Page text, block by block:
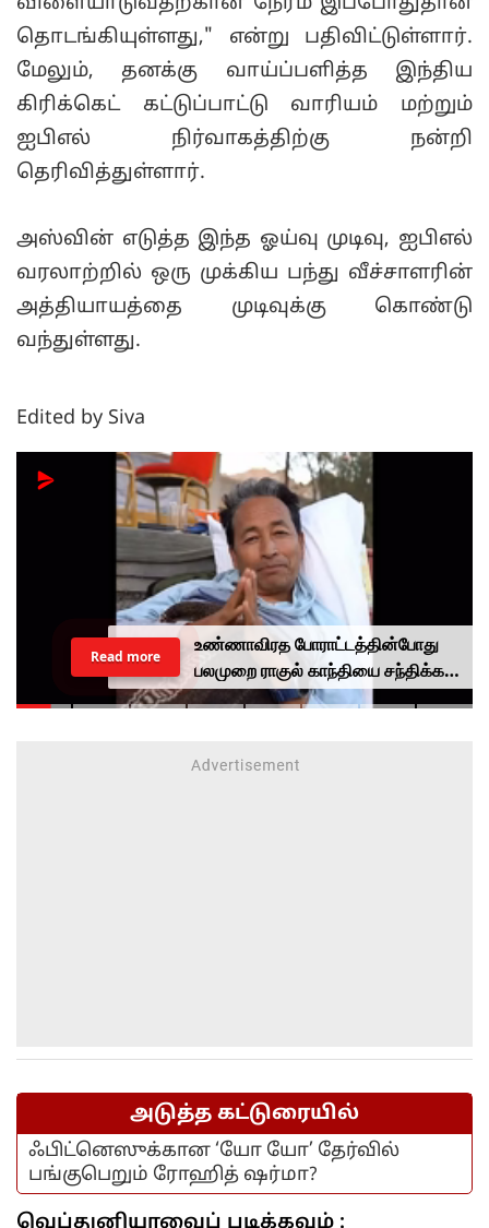
தொடங்கியுள்ளது," என்று பதிவிட்டுள்ளார்.
மேலும், தனக்கு வாய்ப்பளித்த இந்திய
கிரிக்கெட் கட்டுப்பாட்டு வாரியம் மற்றும்
ஐபிஎல் நிர்வாகத்திற்கு நன்றி
தெரிவித்துள்ளார்.
அஸ்வின் எடுத்த இந்த ஓய்வு முடிவு, ஐபிஎல்
வரலாற்றில் ஒரு முக்கிய பந்து வீச்சாளரின்
அத்தியாயத்தை முடிவுக்கு கொண்டு
வந்துள்ளது.
Edited by Siva
உண்ணாவிரத போராட்டத்தின்போது
பலமுறை ராகுல் காந்தியை சந்திக்க
முயன்றாரா சோனம் வாங்சுக்
Read more
அடுத்த கட்டுரையில்
ஃபிட்னெஸுக்கான ‘யோ யோ’ தேர்வில்
பங்குபெறும் ரோஹித் ஷர்மா?